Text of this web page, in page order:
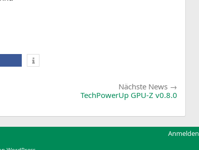
Nächste News
TechPowerUp GPU‑Z v0.8.0
Anmelden